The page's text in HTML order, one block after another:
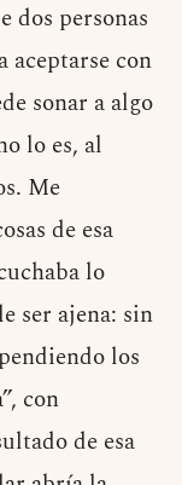
dos personas
aceptarse con
sonar a algo
lo es, al
Me
de esa
lo
ser ajena: sin
los
con
de esa